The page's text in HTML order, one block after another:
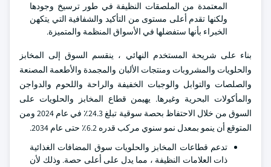
المعتمدة من الملصقات النظيفة في طور ترسيخ وجودها
ولكنها تقدم أعلى مستوى من التأكيد والشفافية التي يتكهن
الخبراء بأنها ستفضلها في الأسواق المنظمة والمتميزة.
بناء على شريحة المستخدم النهائي ، ينقسم السوق إلى المخابز
والحلويات والمشروبات ومنتجات الألبان والمجمدة والأطعمة المصنعة
والصلصات والتوابل والوجبات الخفيفة والراحة واللحوم والدواجن
والمأكولات البحرية وغيرها. يهيمن قطاع المخابز والحلويات على
السوق من خلال الاحتفاظ بحصة سوقية تبلغ 24.3٪ في عام 2024 ومن
المتوقع أن ينمو بمعدل نمو سنوي مركب قدره 6.2٪ حتى عام 2034.
تدعم قطاعات المخابز والحلويات سوق المضافات الغذائية
ذات العلامات النظيفة ، مما يدل على أعلى حصة. وذلك لأن